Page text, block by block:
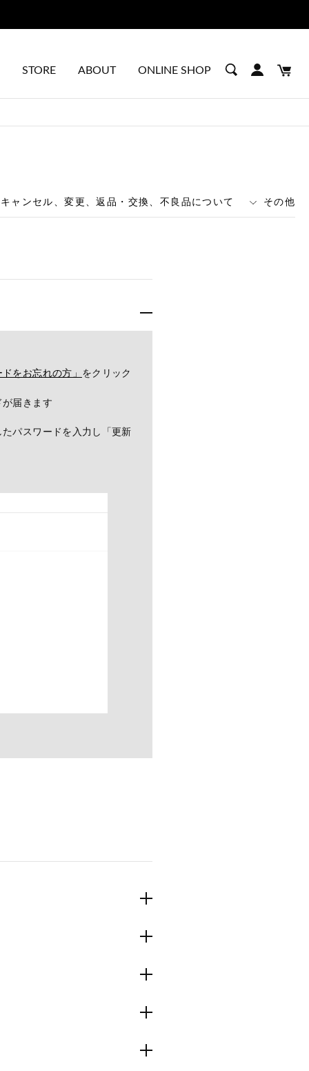
STORE ABOUT ONLINE SHOP
キャンセル、変更、返品・交換、不良品について その他
をお忘れの方」 をクリック
届きます
パスワードを入力し「更新